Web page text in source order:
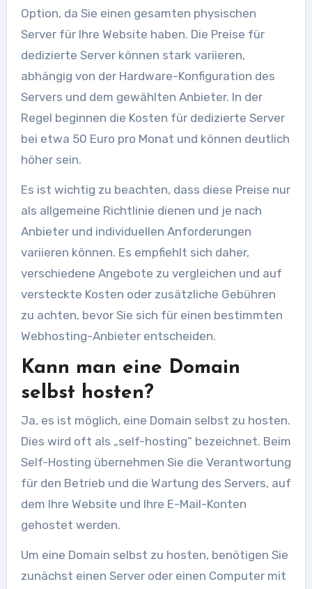
Option, da Sie einen gesamten physischen
Server für Ihre Website haben. Die Preise für
dedizierte Server können stark variieren,
abhängig von der Hardware-Konfiguration des
Servers und dem gewählten Anbieter. In der
Regel beginnen die Kosten für dedizierte Server
bei etwa 50 Euro pro Monat und können deutlich
höher sein.
Es ist wichtig zu beachten, dass diese Preise nur
als allgemeine Richtlinie dienen und je nach
Anbieter und individuellen Anforderungen
variieren können. Es empfiehlt sich daher,
verschiedene Angebote zu vergleichen und auf
versteckte Kosten oder zusätzliche Gebühren
zu achten, bevor Sie sich für einen bestimmten
Webhosting-Anbieter entscheiden.
Kann man eine Domain
selbst hosten?
Ja, es ist möglich, eine Domain selbst zu hosten.
Dies wird oft als „self-hosting“ bezeichnet. Beim
Self-Hosting übernehmen Sie die Verantwortung
für den Betrieb und die Wartung des Servers, auf
dem Ihre Website und Ihre E-Mail-Konten
gehostet werden.
Um eine Domain selbst zu hosten, benötigen Sie
zunächst einen Server oder einen Computer mit